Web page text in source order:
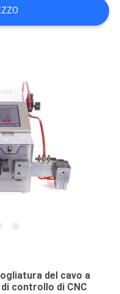
del cavo a
controllo di CNC